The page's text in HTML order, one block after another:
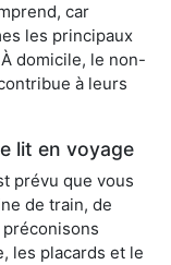
car
les principaux
domicile, le non-
à leurs
lit en voyage
prévu que vous
de train, de
préconisons
les placards et le